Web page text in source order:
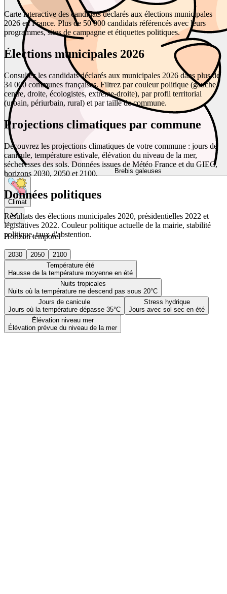
Brebis galeuses
Climat
Horizon temporel
2030 2050
2100
Température été
Hausse de la température moyenne en été
Nuits tropicales
Nuits où la température ne descend pas sous 20°C
Jours de canicule
Jours où la température dépasse 35°C
Stress hydrique
Jours avec sol sec en été
Élévation niveau mer
Élévation prévue du niveau de la mer
Carte interactive des candidats déclarés aux élections municipales
2026 en France. Plus de 50 000 candidats référencés avec leurs
programmes, sites de campagne et étiquettes politiques.
Élections municipales 2026
Consultez les candidats déclarés aux municipales 2026 dans plus de
34 000 communes françaises. Filtrez par couleur politique (gauche,
centre, droite, écologistes, extrême-droite), par profil territorial
(urbain, périurbain, rural) et par taille de commune.
Projections climatiques par commune
Découvrez les projections climatiques de votre commune : jours de
canicule, température estivale, élévation du niveau de la mer,
sécheresses des sols. Données issues de Météo France et du GIEC,
horizons 2030, 2050 et 2100.
Données politiques
Résultats des élections municipales 2020, présidentielles 2022 et
législatives 2022. Couleur politique actuelle de la mairie, stabilité
politique, taux d'abstention.